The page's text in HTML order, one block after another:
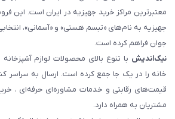
معتبرترین مراکز خرید جهیزیه در ایران است. این
جهیزیه به نام‌های «تبسم هستی» و «آسمانی»،
جوان فراهم کرده است.
نیک‌اندیش با تنوع بالای محصولات لوازم
خانه را در یک جا جمع کرده است. ارسال به سراسر
قیمت‌های رقابتی و خدمات مشاوره‌ای حرفه‌ای ،
مشتریان به همراه دارد.